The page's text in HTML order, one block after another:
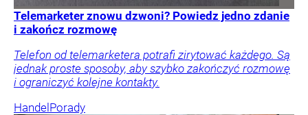
Telemarketer znowu dzwoni? Powiedz jedno zdanie
i zakończ rozmowę
Telefon od telemarketera potrafi zirytować każdego. Są
jednak proste sposoby, aby szybko zakończyć rozmowę
i ograniczyć kolejne kontakty.
HandelPorady